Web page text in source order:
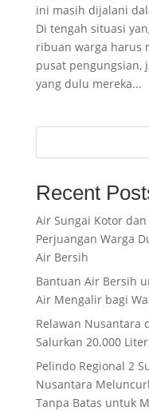
ini masih dijalani
Di tengah situasi
ribuan warga harus
pusat pengungsian,
yang dulu mereka...
Recent
Air Sungai Kotor
Perjuangan Warga
Air Bersih
Bantuan Air Bersih
Air Mengalir bagi
Relawan Nusantara
Salurkan 20.000
Pelindo Regional 2
Nusantara
Tanpa Batas untuk